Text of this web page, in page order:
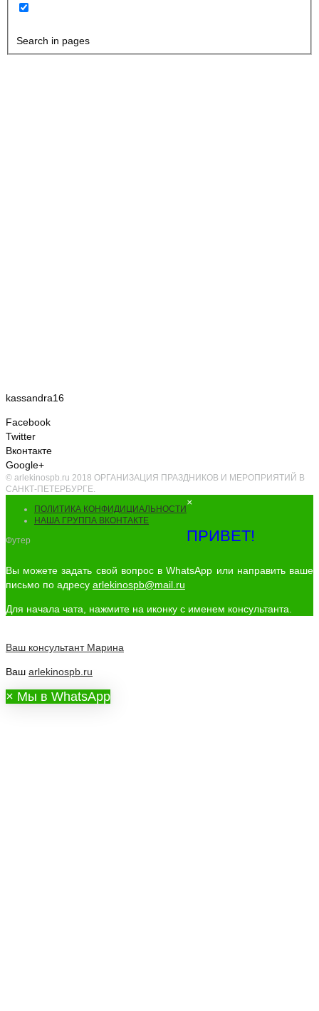
Search in pages
kassandra16
Facebook
Twitter
Вконтакте
Google+
© arlekinospb.ru 2018 ОРГАНИЗАЦИЯ ПРАЗДНИКОВ И МЕРОПРИЯТИЙ В
САНКТ-ПЕТЕРБУРГЕ.
ПОЛИТИКА КОНФИДИЦИАЛЬНОСТИ
НАША ГРУППА ВКОНТАКТЕ
Футер
×
ПРИВЕТ!
Вы можете задать свой вопрос в WhatsApp или направить ваше
письмо по адресу arlekinospb@mail.ru
Для начала чата, нажмите на иконку с именем консультанта.
Ваш консультант Марина
Ваш arlekinospb.ru
× Мы в WhatsApp